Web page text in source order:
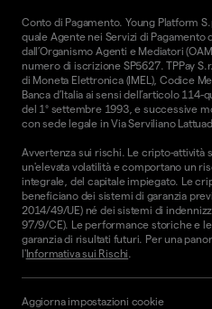
Conto di Pagamento. Young Platform
quale Agente nei Servizi di Pagamento
dall’Organismo Agenti e Mediatori
numero di iscrizione SP5627. TPPay
di Moneta Elettronica (IMEL), Codice
Banca d’Italia ai sensi dell’articolo
del 1° settembre 1993, e successive
con sede legale in Via Serviliano
Avvertenza sui rischi. Le cripto-attività
un'elevata volatilità e comportano un
integrale, del capitale impiegato. Le
beneficiano dei sistemi di garanzia
2014/49/UE) né dei sistemi di
97/9/CE). Le performance storiche e
garanzia di risultati futuri. Per una
l'Informativa sui Rischi.
Aggiorna impostazioni cookie